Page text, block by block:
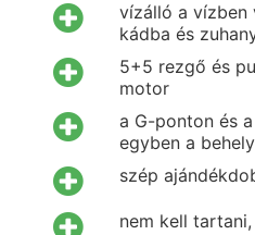
vízálló a vízben
kádba és
5+5 rezgő és
motor
a G-ponton és
egyben a
szép
nem kell